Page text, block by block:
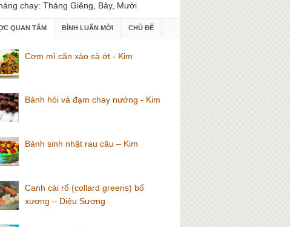
chay: Tháng Giêng, Bảy, Mười
QUAN TÂM BÌNH LUẬN MỚI CHỦ ĐỀ
Cơm mì căn xào sả ớt - Kim
Bánh hỏi và đạm chay nướng - Kim
Bánh sinh nhật rau câu – Kim
Canh cải rổ (collard greens) bổ
xương – Diệu Sương